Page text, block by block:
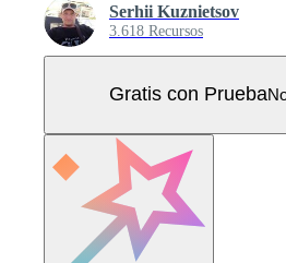
Serhii Kuznietsov
3.618 Recursos
Gratis con Prueba